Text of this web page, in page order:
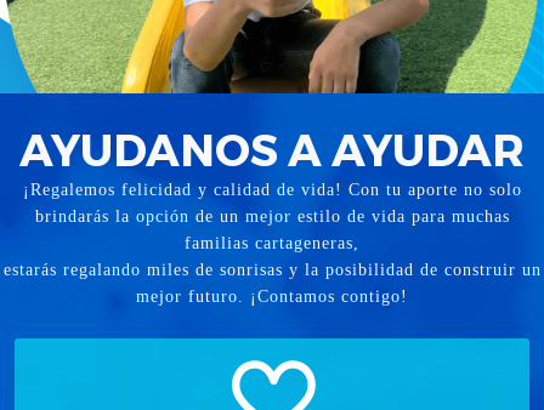
AYUDANOS A AYUDAR
¡Regalemos felicidad y calidad de vida! Con tu aporte no solo
brindarás la opción de un mejor estilo de vida para muchas
familias cartageneras,
estarás regalando miles de sonrisas y la posibilidad de construir un
mejor futuro. ¡Contamos contigo!